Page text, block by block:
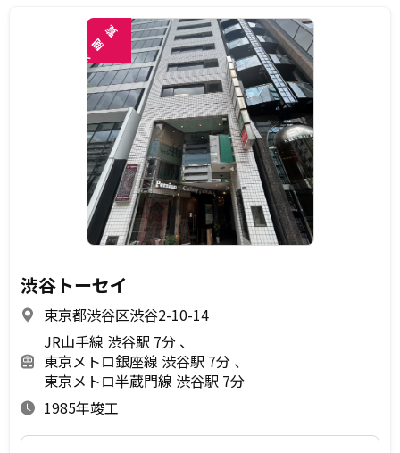
未
閲
覧
渋谷トーセイ
東京都渋谷区渋谷2-10-14
JR山手線 渋谷駅 7分
東京メトロ銀座線 渋谷駅 7分
東京メトロ半蔵門線 渋谷駅 7分
1985年竣工